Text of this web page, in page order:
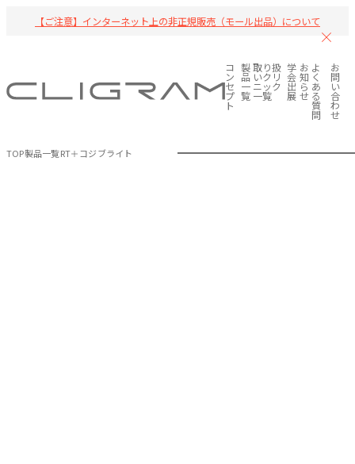
【ご注意】インターネット上の非正規販売（モール出品）について
コ
ン
セ
プ
ト
製
品
一
覧
取り扱
いクリ
ニック
一覧
学
会
出
展
お
知
ら
せ
よ
く
あ
る
質
問
お
問
い
合
わ
せ
TOP製品一覧RT＋コジブライト